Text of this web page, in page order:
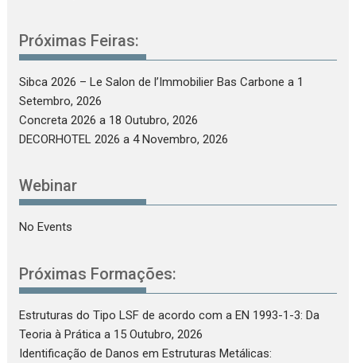
Próximas Feiras:
Sibca 2026 – Le Salon de l’Immobilier Bas Carbone a 1
Setembro, 2026
Concreta 2026 a 18 Outubro, 2026
DECORHOTEL 2026 a 4 Novembro, 2026
Webinar
No Events
Próximas Formações:
Estruturas do Tipo LSF de acordo com a EN 1993-1-3: Da
Teoria à Prática a 15 Outubro, 2026
Identificação de Danos em Estruturas Metálicas: